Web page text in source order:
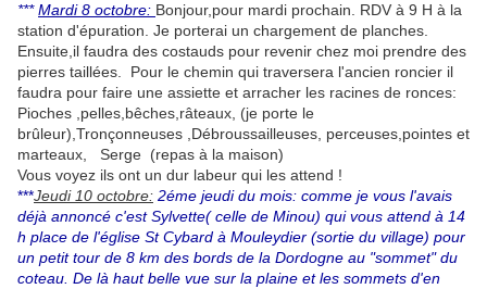
***Mardi 8 octobre: Bonjour,pour mardi prochain. RDV à 9 H à la
station d'épuration. Je porterai un chargement de planches.
Ensuite,il faudra des costauds pour revenir chez moi prendre des
pierres taillées. Pour le chemin qui traversera l'ancien roncier il
faudra pour faire une assiette et arracher les racines de ronces:
Pioches ,pelles,bêches,râteaux, (je porte le
brûleur),Tronçonneuses ,Débroussailleuses, perceuses,pointes et
marteaux, Serge (repas à la maison)
Vous voyez ils ont un dur labeur qui les attend !
***Jeudi 10 octobre: 2éme jeudi du mois: comme je vous l'avais
déjà annoncé c'est Sylvette( celle de Minou) qui vous attend à 14
h place de l'église St Cybard à Mouleydier (sortie du village) pour
un petit tour de 8 km des bords de la Dordogne au "sommet" du
coteau. De là haut belle vue sur la plaine et les sommets d'en